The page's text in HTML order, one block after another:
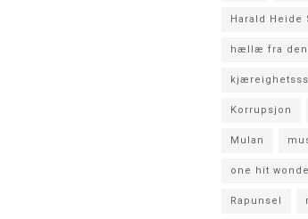
Harald Heide
hællæ fra den
Korrupsjon
Mulan
one hit
Rapunsel